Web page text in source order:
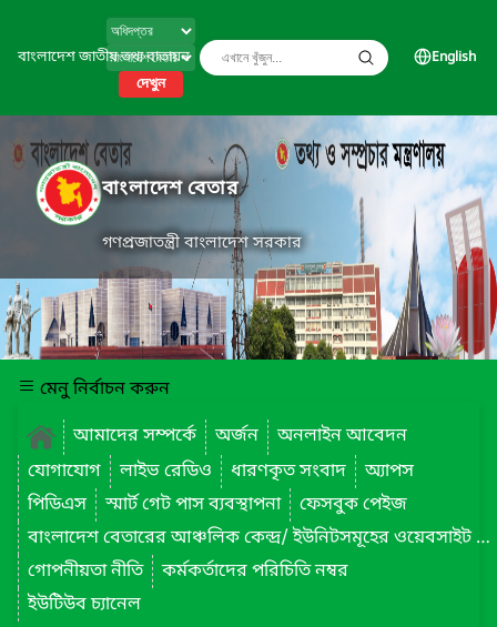
বাংলাদেশ জাতীয় তথ্য বাতায়ন
দেখুন
English
বাংলাদেশ বেতার
গণপ্রজাতন্ত্রী বাংলাদেশ সরকার
মেনু নির্বাচন করুন
আমাদের সম্পর্কে
অর্জন
অনলাইন আবেদন
যোগাযোগ
লাইভ রেডিও ধারণকৃত সংবাদ
অ্যাপস
পিডিএস
স্মার্ট গেট পাস ব্যবস্থাপনা
ফেসবুক পেইজ
বাংলাদেশ বেতারের আঞ্চলিক কেন্দ্র/ ইউনিটসমূহের ওয়েবসাইট লিংক
গোপনীয়তা নীতি
কর্মকর্তাদের পরিচিতি নম্বর
ইউটিউব চ্যানেল